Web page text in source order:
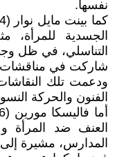
نفسها.
الجسدية للمرأة،
التناسلي، في ظل
شاركت في مناقشات
ودعمت تلك
الفنون والحركة
العنف ضد